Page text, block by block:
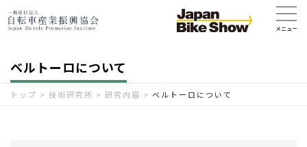
ベルトーロについて
トップ > 技術研究所 > 研究内容 > ベルトーロについて